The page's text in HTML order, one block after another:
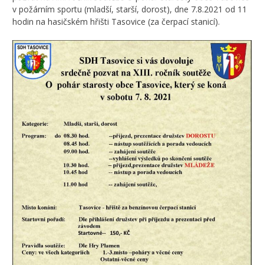
v požárním sportu (mladší, starší, dorost), dne 7.8.2021 od 11
hodin na hasičském hřišti Tasovice (za čerpací stanicí).